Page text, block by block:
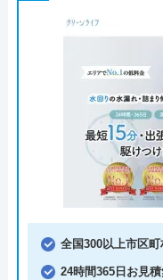
全国300以上市区
24時間365日お見